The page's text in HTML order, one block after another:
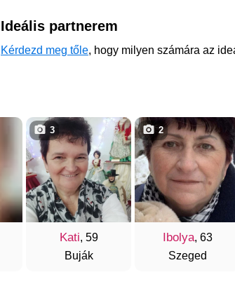
Ideális partnerem
Kérdezd meg tőle, hogy milyen számára az
Kati, 59
Buják
3
Ibolya, 63
Szeged
2